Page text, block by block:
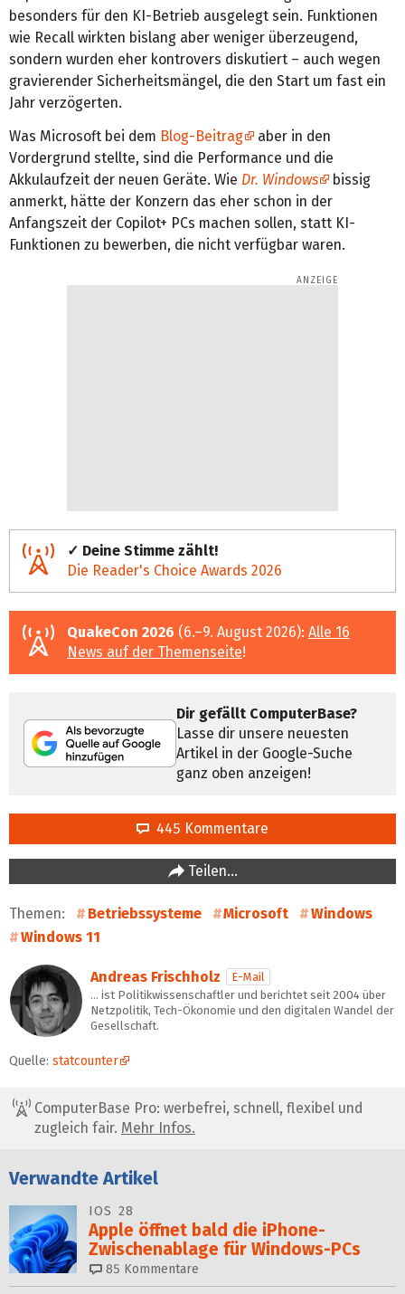
besonders für den KI-Betrieb ausgelegt sein. Funktionen
wie Recall wirkten bislang aber weniger überzeugend,
sondern wurden eher kontrovers diskutiert – auch wegen
gravierender Sicherheitsmängel, die den Start um fast ein
Jahr verzögerten.
Was Microsoft bei dem Blog-Beitrag
aber in den
Vordergrund stellte, sind die Performance und die
Akkulaufzeit der neuen Geräte. Wie Dr. Windows
bissig
anmerkt, hätte der Konzern das eher schon in der
Anfangszeit der Copilot+ PCs machen sollen, statt KI-
Funktionen zu bewerben, die nicht verfügbar waren.
✓ Deine Stimme zählt!
Die Reader's Choice Awards 2026
QuakeCon 2026 (6.–9. August 2026): Alle 16
News auf der Themenseite!
Dir gefällt ComputerBase?
Lasse dir unsere neuesten
Artikel in der Google-Suche
ganz oben anzeigen!
445 Kommentare
Teilen…
Themen: Betriebssysteme Microsoft
Windows
Windows 11
Andreas Frischholz
E-Mail
… ist Politikwissenschaftler und berichtet seit 2004 über
Netzpolitik, Tech-Ökonomie und den digitalen Wandel der
Gesellschaft.
Quelle: statcounter
ComputerBase Pro: werbefrei, schnell, flexibel und
zugleich fair. Mehr Infos.
Verwandte Artikel
IOS 28
Apple öffnet bald die iPhone-
Zwischenablage für Windows-PCs
85 Kommentare